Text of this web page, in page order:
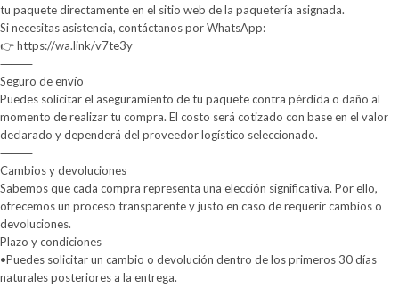
tu paquete directamente en el sitio web de la paquetería asignada.
Si necesitas asistencia, contáctanos por WhatsApp:
👉 https://wa.link/v7te3y
⸻
Seguro de envío
Puedes solicitar el aseguramiento de tu paquete contra pérdida o daño al
momento de realizar tu compra. El costo será cotizado con base en el valor
declarado y dependerá del proveedor logístico seleccionado.
⸻
Cambios y devoluciones
Sabemos que cada compra representa una elección significativa. Por ello,
ofrecemos un proceso transparente y justo en caso de requerir cambios o
devoluciones.
Plazo y condiciones
•Puedes solicitar un cambio o devolución dentro de los primeros 30 días
naturales posteriores a la entrega.